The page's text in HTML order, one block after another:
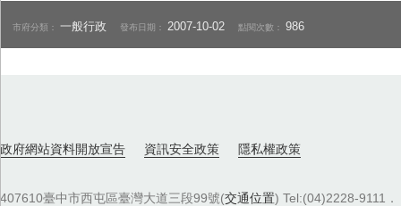
市府分類：一般行政 發布日期： 2007-10-02 點閱次數：986
政府網站資料開放宣告 資訊安全政策 隱私權政策
407610臺中市西屯區臺灣大道三段99號(交通位置) Tel:(04)2228-9111．